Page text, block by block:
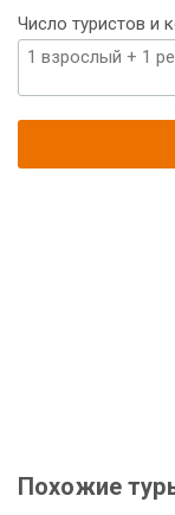
Число туристов и
Похожие